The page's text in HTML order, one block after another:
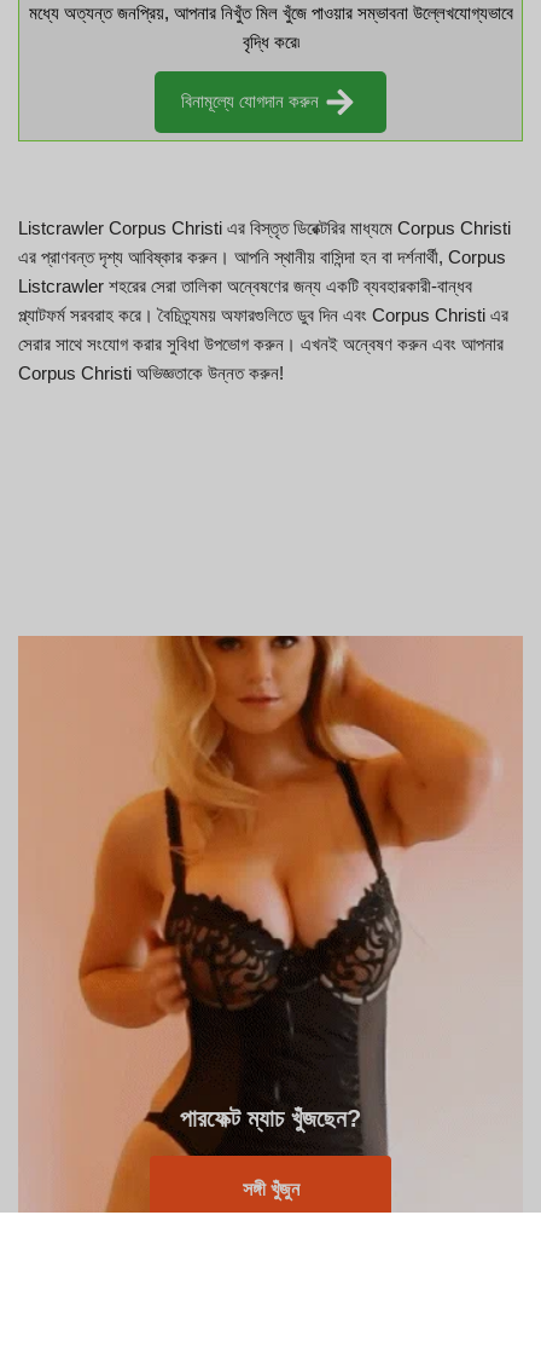
মধ্যে অত্যন্ত জনপ্রিয়, আপনার নিখুঁত মিল খুঁজে পাওয়ার সম্ভাবনা উল্লেখযোগ্যভাবে
বৃদ্ধি করে৷
বিনামূল্যে যোগদান করুন
Listcrawler Corpus Christi এর বিস্তৃত ডিরেক্টরির মাধ্যমে Corpus Christi
এর প্রাণবন্ত দৃশ্য আবিষ্কার করুন। আপনি স্থানীয় বাসিন্দা হন বা দর্শনার্থী, Corpus
Listcrawler শহরের সেরা তালিকা অন্বেষণের জন্য একটি ব্যবহারকারী-বান্ধব
প্ল্যাটফর্ম সরবরাহ করে। বৈচিত্র্যময় অফারগুলিতে ডুব দিন এবং Corpus Christi এর
সেরার সাথে সংযোগ করার সুবিধা উপভোগ করুন। এখনই অন্বেষণ করুন এবং আপনার
Corpus Christi অভিজ্ঞতাকে উন্নত করুন!
পারফেক্ট ম্যাচ খুঁজছেন?
সঙ্গী খুঁজুন